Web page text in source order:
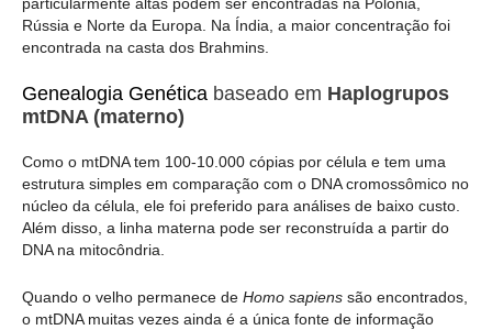
Rússia e Norte da Europa. Na Índia, a maior concentração foi
encontrada na casta dos Brahmins.
Genealogia Genética baseado em Haplogrupos
mtDNA (materno)
Como o mtDNA tem 100-10.000 cópias por célula e tem uma
estrutura simples em comparação com o DNA cromossômico no
núcleo da célula, ele foi preferido para análises de baixo custo.
Além disso, a linha materna pode ser reconstruída a partir do
DNA na mitocôndria.
Quando o velho permanece de Homo sapiens são encontrados,
o mtDNA muitas vezes ainda é a única fonte de informação